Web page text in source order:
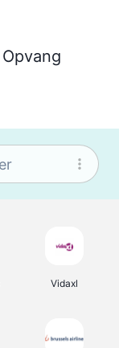
Vidaxl